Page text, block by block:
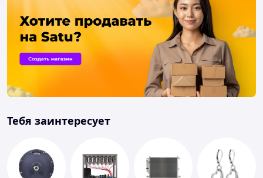
Тебя заинтересует